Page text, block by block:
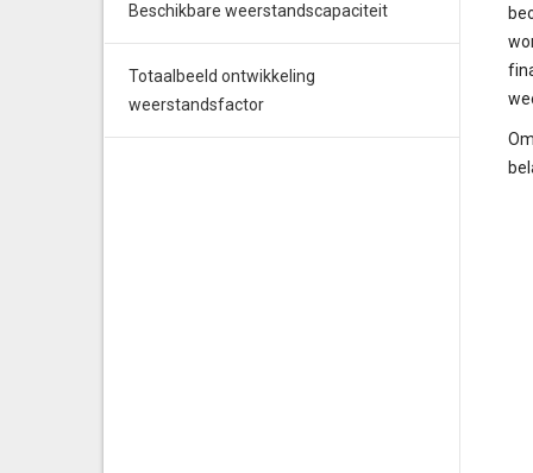
Beschikbare weerstandscapaciteit
Totaalbeeld ontwikkeling
weerstandsfactor